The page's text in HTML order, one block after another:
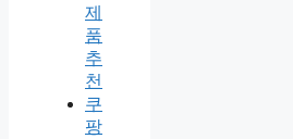
제
품
추
천
쿠
팡